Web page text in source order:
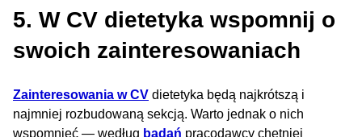
5. W CV dietetyka wspomnij o
swoich zainteresowaniach
Zainteresowania w CV dietetyka będą najkrótszą i
najmniej rozbudowaną sekcją. Warto jednak o nich
wspomnieć — według badań pracodawcy chętniej